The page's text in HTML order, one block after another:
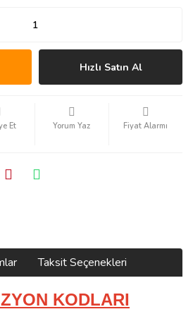
Hızlı Satın Al
Et Yorum Yaz Fiyat Alarmı
Taksit Seçenekleri
KODLARI